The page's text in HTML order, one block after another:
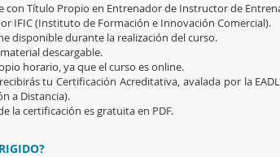
con Título Propio en Entrenador de Instructor de
IFIC (Instituto de Formación e Innovación Comercial).
disponible durante la realización del curso.
descargable.
horario, ya que el curso es online.
tu Certificación Acreditativa, avalada por la
a Distancia).
la certificación es gratuita en PDF.